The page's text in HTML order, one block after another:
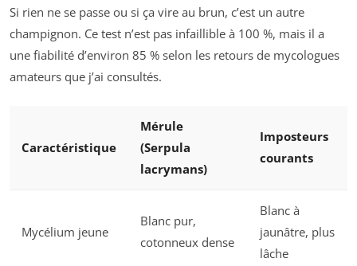
Si rien ne se passe ou si ça vire au brun, c’est un autre
champignon. Ce test n’est pas infaillible à 100 %, mais il a
une fiabilité d’environ 85 % selon les retours de mycologues
amateurs que j’ai consultés.
Caractéristique
Mérule
(Serpula
lacrymans)
Imposteurs
courants
Mycélium jeune
Blanc pur,
cotonneux dense
Blanc à
jaunâtre, plus
lâche